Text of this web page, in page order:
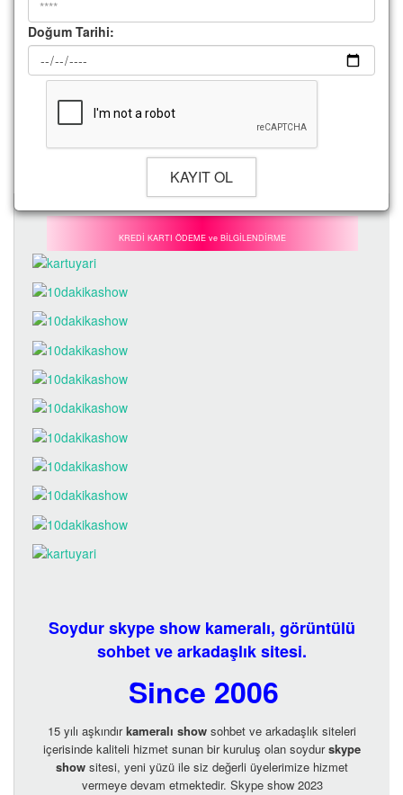
Doğum Tarihi:
KREDİ KARTI ÖDEME ve BİLGİLENDİRME
Soydur skype show kameralı, görüntülü
sohbet ve arkadaşlık sitesi.
Since 2006
15 yılı aşkındırkameralı show sohbet ve arkadaşlık siteleri
içerisinde kaliteli hizmet sunan bir kuruluş olan soydurskype
show sitesi, yeni yüzü ile siz değerli üyelerimize hizmet
vermeye devam etmektedir. Skype show 2023